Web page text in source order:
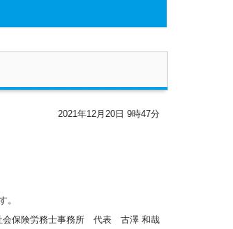
2021年12月20日 9時47分
。
会保険労務士事務所 代表 古澤 和哉